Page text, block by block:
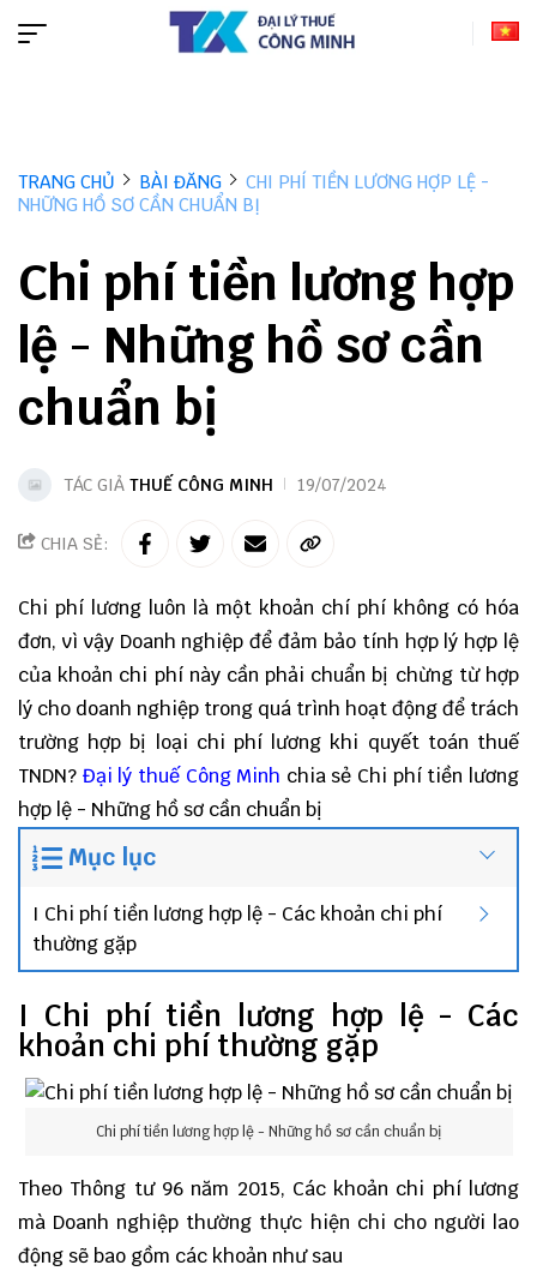
TRANG CHỦ BÀI ĐĂNG
CHI PHÍ TIỀN LƯƠNG HỢP LỆ -
NHỮNG HỒ SƠ CẦN CHUẨN BỊ
Chi phí tiền lương hợp
lệ - Những hồ sơ cần
chuẩn bị
TÁC GIẢ THUẾ CÔNG MINH 19/07/2024
CHIA SẺ:
Chi phí lương luôn là một khoản chí phí không có hóa
đơn, vì vậy Doanh nghiệp để đảm bảo tính hợp lý hợp lệ
của khoản chi phí này cần phải chuẩn bị chừng từ hợp
lý cho doanh nghiệp trong quá trình hoạt động để trách
trường hợp bị loại chi phí lương khi quyết toán thuế
TNDN? Đại lý thuế Công Minh chia sẻ Chi phí tiền lương
hợp lệ - Những hồ sơ cần chuẩn bị
Mục lục
I Chi phí tiền lương hợp lệ - Các khoản chi phí
thường gặp
I Chi phí tiền lương hợp lệ - Các
khoản chi phí thường gặp
Chi phí tiền lương hợp lệ - Những hồ sơ cần chuẩn bị
Theo Thông tư 96 năm 2015, Các khoản chi phí lương
mà Doanh nghiệp thường thực hiện chi cho người lao
động sẽ bao gồm các khoản như sau